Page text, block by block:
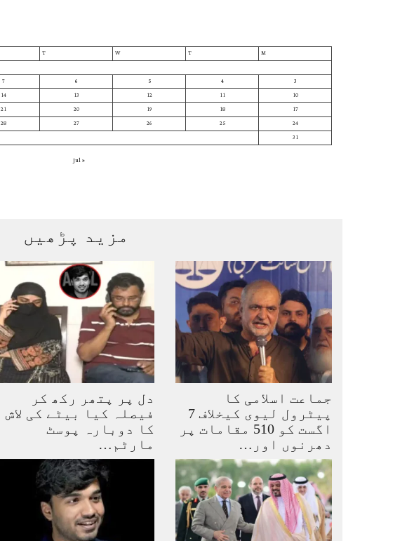
M
T
W
T
3
4
5
6
7
10
11
12
13
14
17
18
19
20
21
24
25
26
27
28
31
« Jul
مزید پڑھیں
دل پر پتھر رکھ کر
فیصلہ کیا بیٹے کی لاش
کا دوبارہ پوسٹ
مارٹم…
جماعت اسلامی کا
پیٹرول لیوی کیخلاف 7
اگست کو 510 مقامات پر
دھرنوں اور…